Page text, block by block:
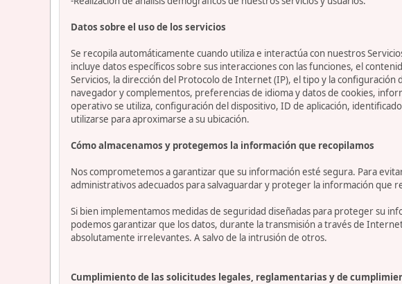
Datos sobre el uso de los servicios
Se recopila automáticamente cuando utiliza e interactúa con nuestros
incluye datos específicos sobre sus interacciones con las funciones, el
Servicios, la dirección del Protocolo de Internet (IP), el tipo y la
navegador y complementos, preferencias de idioma y datos de cookies,
operativo se utiliza, configuración del dispositivo, ID de aplicación,
utilizarse para aproximarse a su ubicación.
Cómo almacenamos y protegemos la información que recopilamos
Nos comprometemos a garantizar que su información esté segura. Para
administrativos adecuados para salvaguardar y proteger la información que
Si bien implementamos medidas de seguridad diseñadas para proteger su
podemos garantizar que los datos, durante la transmisión a través de
absolutamente irrelevantes. A salvo de la intrusión de otros.
Cumplimiento de las solicitudes legales, reglamentarias y de